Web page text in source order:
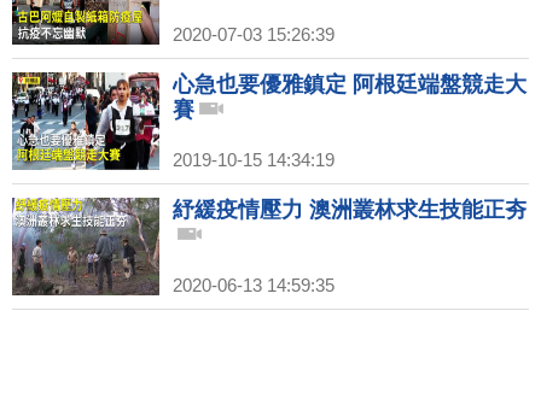
2020-07-03 15:26:39
心急也要優雅鎮定 阿根廷端盤競走大
賽
2019-10-15 14:34:19
紓緩疫情壓力 澳洲叢林求生技能正夯
2020-06-13 14:59:35